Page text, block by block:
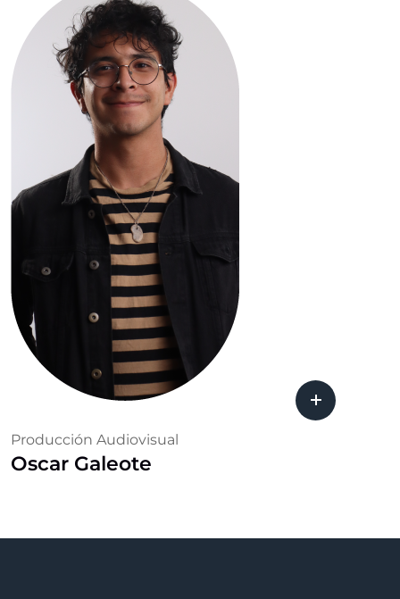
Producción Audiovisual
Oscar Galeote